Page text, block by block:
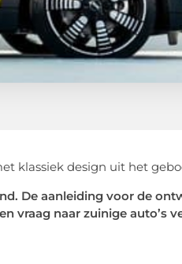
De aanleiding voor de
vraag naar zuinige auto’s